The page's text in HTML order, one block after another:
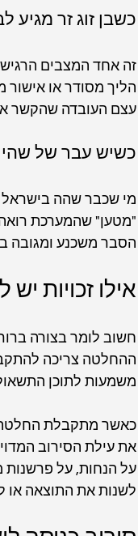
כשבן זוג זר מגיע
זה אחד המצבים
הליך מסודר או
עצם העובדה שהקשר
כשיש עבר של
מי שכבר שהה בישראל
"מטען" שהמערכת
הסבר משכנע ומגובה
אילו זכויות
חשוב לומר בצורה
ההחלטה צריכה
משמעות לתוכן
כאשר מתקבלת החלטה
את עילת הסירוב
על הנחות, על פרשנות
לשנות את התוצאה או